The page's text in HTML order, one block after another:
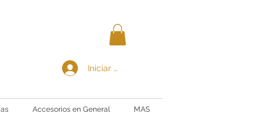
Iniciar sesión
Accesorios en General MAS